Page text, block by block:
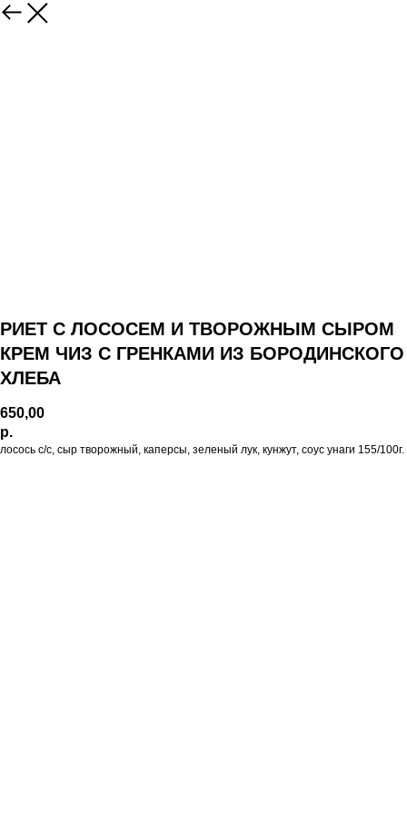
РИЕТ С ЛОСОСЕМ И ТВОРОЖНЫМ СЫРОМ
КРЕМ ЧИЗ С ГРЕНКАМИ ИЗ БОРОДИНСКОГО
ХЛЕБА
650,00
р.
лосось с/с, сыр творожный, каперсы, зеленый лук, кунжут, соус унаги 155/100г.